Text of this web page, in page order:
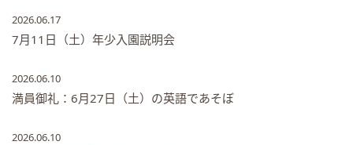
2026.06.17
7月11日（土）年少入園説明会
2026.06.10
満員御礼：6月27日（土）の英語であそぼ
2026.06.10